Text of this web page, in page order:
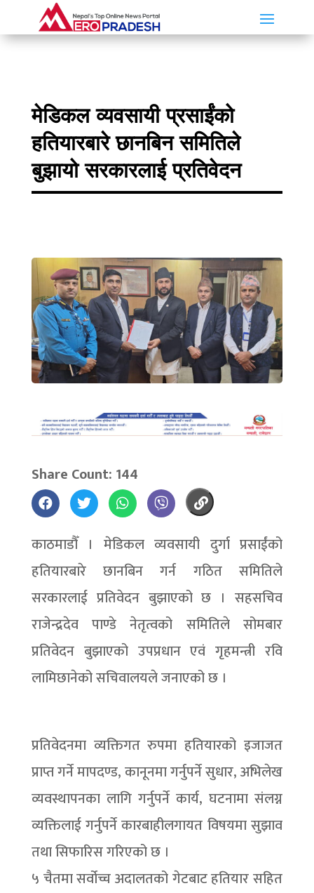
मेडिकल व्यवसायी प्रसाईंको
हतियारबारे छानबिन समितिले
बुझायो सरकारलाई प्रतिवेदन
Share Count: 144
काठमाडौँ । मेडिकल व्यवसायी दुर्गा प्रसाईंको
हतियारबारे छानबिन गर्न गठित समितिले
सरकारलाई प्रतिवेदन बुझाएको छ । सहसचिव
राजेन्द्रदेव पाण्डे नेतृत्वको समितिले सोमबार
प्रतिवेदन बुझाएको उपप्रधान एवं गृहमन्त्री रवि
लामिछानेको सचिवालयले जनाएको छ ।
प्रतिवेदनमा व्यक्तिगत रुपमा हतियारको इजाजत
प्राप्त गर्ने मापदण्ड, कानूनमा गर्नुपर्ने सुधार, अभिलेख
व्यवस्थापनका लागि गर्नुपर्ने कार्य, घटनामा संलग्न
व्यक्तिलाई गर्नुपर्ने कारबाहीलगायत विषयमा सुझाव
तथा सिफारिस गरिएको छ ।
५ चैतमा सर्वोच्च अदालतको गेटबाट हतियार सहित